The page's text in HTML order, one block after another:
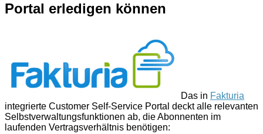
Portal erledigen können
Das in Fakturia
integrierte Customer Self-Service Portal deckt alle relevanten
Selbstverwaltungsfunktionen ab, die Abonnenten im
laufenden Vertragsverhältnis benötigen: